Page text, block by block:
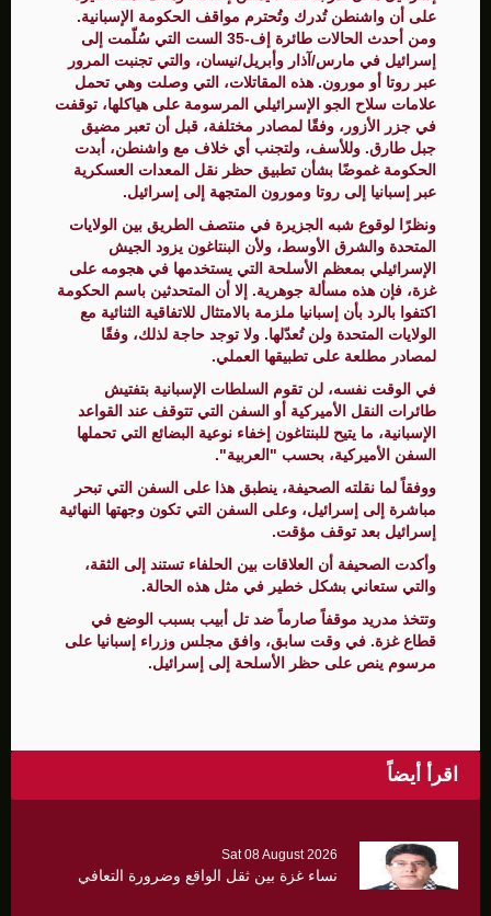
على أن واشنطن تُدرك وتُحترم مواقف الحكومة الإسبانية.
ومن أحدث الحالات طائرة إف-35 الست التي سُلّمت إلى
إسرائيل في مارس/آذار وأبريل/نيسان، والتي تجنبت المرور
عبر روتا أو مورون. هذه المقاتلات، التي وصلت وهي تحمل
علامات سلاح الجو الإسرائيلي المرسومة على هياكلها، توقفت
في جزر الأزور، وفقًا لمصادر مختلفة، قبل أن تعبر مضيق
جبل طارق. وللأسف، ولتجنب أي خلاف مع واشنطن، أبدت
الحكومة غموضًا بشأن تطبيق حظر نقل المعدات العسكرية
عبر إسبانيا إلى روتا ومورون المتجهة إلى إسرائيل.
ونظرًا لوقوع شبه الجزيرة في منتصف الطريق بين الولايات
المتحدة والشرق الأوسط، ولأن البنتاغون يزود الجيش
الإسرائيلي بمعظم الأسلحة التي يستخدمها في هجومه على
غزة، فإن هذه مسألة جوهرية. إلا أن المتحدثين باسم الحكومة
اكتفوا بالرد بأن إسبانيا ملزمة بالامتثال للاتفاقية الثنائية مع
الولايات المتحدة ولن تُعدّلها. ولا توجد حاجة لذلك، وفقًا
لمصادر مطلعة على تطبيقها العملي.
في الوقت نفسه، لن تقوم السلطات الإسبانية بتفتيش
طائرات النقل الأميركية أو السفن التي تتوقف عند القواعد
الإسبانية، ما يتيح للبنتاغون إخفاء نوعية البضائع التي تحملها
السفن الأميركية، بحسب "العربية".
ووفقاً لما نقلته الصحيفة، ينطبق هذا على السفن التي تبحر
مباشرة إلى إسرائيل، وعلى السفن التي تكون وجهتها النهائية
إسرائيل بعد توقف مؤقت.
وأكدت الصحيفة أن العلاقات بين الحلفاء تستند إلى الثقة،
والتي ستعاني بشكل خطير في مثل هذه الحالة.
وتتخذ مدريد موقفاً صارماً ضد تل أبيب بسبب الوضع في
قطاع غزة. في وقت سابق، وافق مجلس وزراء إسبانيا على
مرسوم ينص على حظر الأسلحة إلى إسرائيل.
اقرأ أيضاً
Sat 08 August 2026
نساء غزة بين ثقل الواقع وضرورة التعافي